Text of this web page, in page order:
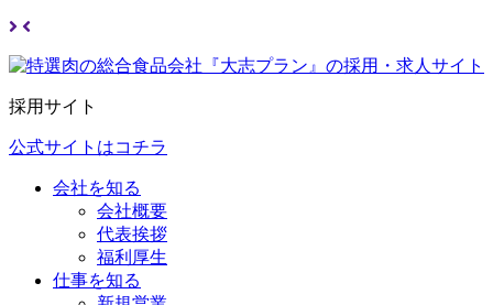
採用サイト
公式サイトはコチラ
会社を知る
会社概要
代表挨拶
福利厚生
仕事を知る